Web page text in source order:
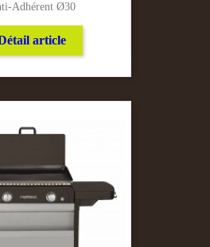
Adhérent Ø30
article